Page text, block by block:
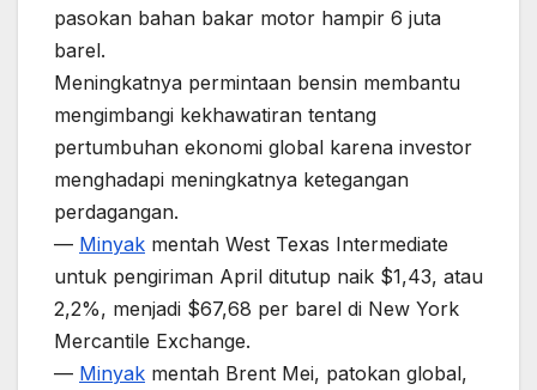
pasokan bahan bakar motor hampir 6 juta
barel.
Meningkatnya permintaan bensin membantu
mengimbangi kekhawatiran tentang
pertumbuhan ekonomi global karena investor
menghadapi meningkatnya ketegangan
perdagangan.
— Minyak mentah West Texas Intermediate
untuk pengiriman April ditutup naik $1,43, atau
2,2%, menjadi $67,68 per barel di New York
Mercantile Exchange.
— Minyak mentah Brent Mei, patokan global,